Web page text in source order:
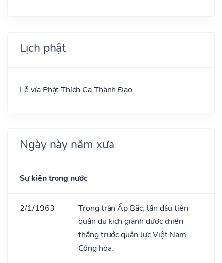
Lịch phật
Lễ vía Phật Thích Ca Thành Đạo
Ngày này năm xưa
Sự kiện trong nước
2/1/1963
Trong trận Ấp Bắc, lần đầu tiên
quân du kích giành được chiến
thắng trước quân lực Việt Nam
Cộng hòa.